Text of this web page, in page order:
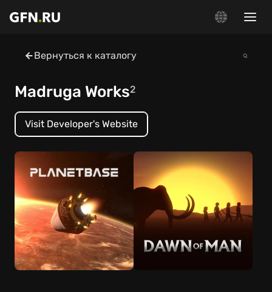
Вернуться к каталогу
Madruga Works2
Visit Developer's Website